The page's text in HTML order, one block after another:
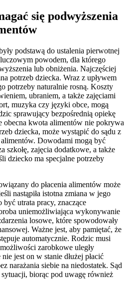
się podwyższenia
podstawą do ustalenia pierwotnej
powodem, dla którego
lub obniżenia. Najczęściej
potrzeb dziecka. Wraz z upływem
potrzeby naturalnie rosną. Koszty
ubraniem, a także zajęciami
muzyka czy języki obce, mogą
sprawujący bezpośrednią opiekę
obecna kwota alimentów nie pokrywa
dziecka, może wystąpić do sądu z
Dowodami mogą być
szkołę, zajęcia dodatkowe, a także
dziecko ma specjalne potrzeby
do płacenia alimentów może
nastąpiła istotna zmiana w jego
utrata pracy, znaczące
uniemożliwiająca wykonywanie
losowe, które spowodowały
Ważne jest, aby pamiętać, że
automatycznie. Rodzic musi
zarobkowe uległy
jest on w stanie dłużej płacić
narażania siebie na niedostatek. Sąd
sytuacji, biorąc pod uwagę również